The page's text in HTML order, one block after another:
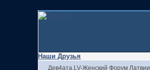
Наши Друзья
Дев4ата.LV-Женский Форум Латвии